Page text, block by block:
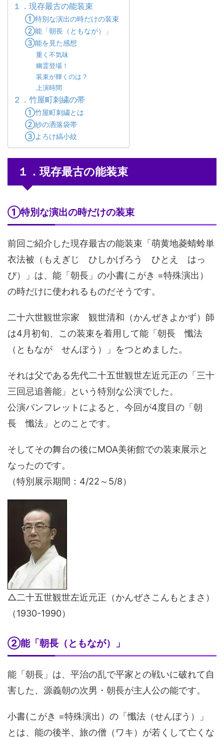
１．現存最古の能装束
①特別な演出の時だけの装束
②能「朝長（ともなが）」
③能を見た感想
重く不気味
幽霊登場！
装束が輝くのは？
上演時間
２．竹屋町刺繍の帯
①竹屋町刺繍とは
②紗の洒落袋帯
③よろけ縞小紋
１．現存最古の能装束
①特別な演出の時だけの装束
前回ご紹介した現存最古の能装束「萌黄地菱蜻蛉単
衣法被（もえぎじ ひしかげろう ひとえ はっ
ぴ）」は、能「朝長」の小書(こがき =特殊演出）
の時だけに使われるものだそうです。
二十六世観世宗家 観世清和（かんぜきよかず）師
は4月初旬、この装束を着用して能「朝長 懺法
（ともなが せんぼう）」をつとめました。
それは父である先代二十五世観世左近元正の「三十
三回忌追善能」という特別な公演でした。
公演パンフレットによると、今回が4度目の「朝
長 懺法」とのことです。
そしてその舞台の後にMOA美術館での装束展示と
なったのです。
（特別展示期間：4/22～5/8）
△二十五世観世左近元正（かんぜさこんもとまさ）
（1930-1990）
②能「朝長（ともなが）」
能「朝長」は、平治の乱で平家との戦いに破れて自
害した、源義朝の次男・朝長が主人公の能です。
小書(こがき =特殊演出）の「懺法（せんぼう）」
とは、能の後半、旅の僧（ワキ）が若くして亡くな